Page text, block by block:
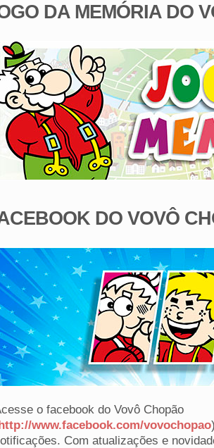
DA MEMÓRIA DO
DO VOVÔ
o facebook do Vovô Chopão
www.facebook.com/vovochopao
Com atualizações e